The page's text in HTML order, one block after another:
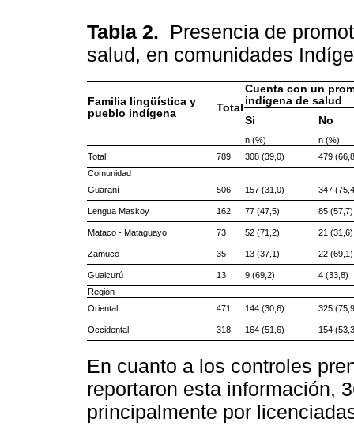
Tabla 2. Presencia de
salud, en comunidades
Familia lingüística y
pueblo indígena
Total
Cuenta con un
indígena de salud
Si
No
n (%)
n (%)
Total
789 308 (39,0)
479
Comunidad
Guaraní
506 157 (31,0) 347
Lengua Maskoy 162 77 (47,5) 85 (57,7)
Mataco - Mataguayo 73 52 (71,2) 21 (31,6)
Zamuco 35 13 (37,1) 22 (69,1)
Guaicurú 13 9 (69,2)
4 (33,8)
Región
Oriental
471 144 (30,6) 325
Occidental 318 164 (51,6) 154
En cuanto a los controles
reportaron esta información,
principalmente por